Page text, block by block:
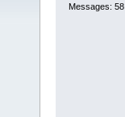
Messages: 58